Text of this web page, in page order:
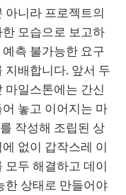
아니라 프로젝트의
모습으로 보고하
측 불가능한 요구
지배합니다. 앞서 두
마일스톤에는 간신
놓고 이어지는 마
작성해 조립된 상
없이 갑작스레 이
모두 해결하고 데이
한 상태로 만들어야